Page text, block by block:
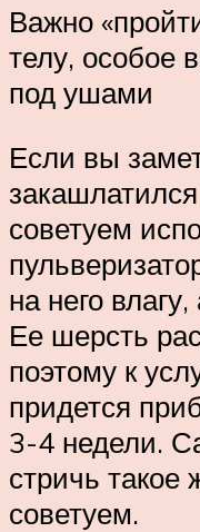
Важно
телу, особое
под ушами
Если вы
советуем
на него
Ее шерсть
поэтому к
придется
3-4 недели.
стричь
советуем.